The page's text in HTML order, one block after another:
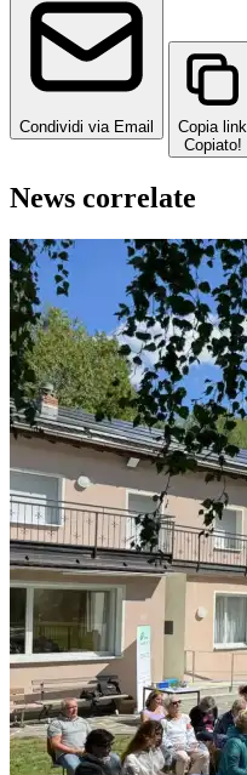
Condividi via Email
Copia link
Copiato!
News correlate